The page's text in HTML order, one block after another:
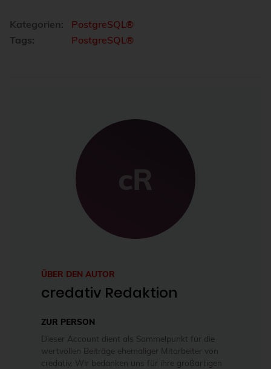
Kategorien:
PostgreSQL®
Tags:
PostgreSQL®
cR
ÜBER DEN AUTOR
credativ Redaktion
ZUR PERSON
Dieser Account dient als Sammelpunkt für die
wertvollen Beiträge ehemaliger Mitarbeiter von
credativ. Wir bedanken uns für ihre großartigen